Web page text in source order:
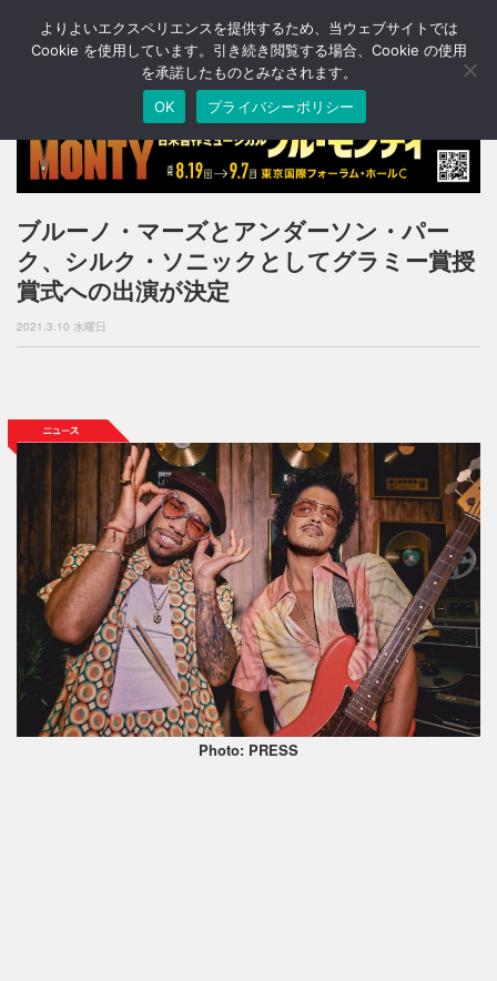
T
o
n
a
v
a
n
ブルーノ・マーズとアンダーソン・パー
ク、シルク・ソニックとしてグラミー賞授
賞式への出演が決定
2021.3.10 水曜日
Photo: PRESS
よりよいエクスペリエンスを提供するため、当ウェブサイトでは
Cookie を使用しています。引き続き閲覧する場合、Cookie の使用
を承諾したものとみなされます。
OK
プライバシーポリシー